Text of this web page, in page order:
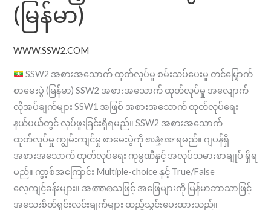
(မြန်မာ)
WWW.SSW2.COM
SSW2 အစားအသောက် ထုတ်လုပ်မှု စမ်းသပ်ပေးမှု တင်မြှောက်
စာမေးပွဲ (မြန်မာ) SSW2 အစားအသောက် ထုတ်လုပ်မှု အလျောက်
လိုအပ်ချက်များ SSW1 အဖြစ် အစားအသောက် ထုတ်လုပ်ရေး
နယ်ပယ်တွင် လုပ်ဖူးခြင်းရှိရမည်။ SSW2 အစားအသောက်
ထုတ်လုပ်မှု ကျွမ်းကျင်မှု စာမေးပွဲကို ಉತ್ತೀರ್ಣရမည်။ ဂျပန်ရှိ
အစားအသောက် ထုတ်လုပ်ရေး ကုမ္ပဏီနှင့် အလုပ်သမားစာချုပ် ရှိရ
မည်။ ကွာ့စ်အကြောင်း Multiple-choice နှင့် True/False
လေ့ကျင့်ခန်းများ။ အത്തരသဖြင့် အဖြေများကို မြန်မာဘာသာဖြင့်
အသေးစိတ်ရှင်းလင်းချက်များ ထည့်သွင်းပေးထားသည်။